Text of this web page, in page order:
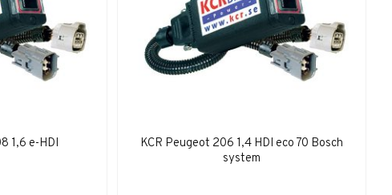
1,6 e-HDI
KCR Peugeot 206 1,4 HDI eco 70 Bosch
system